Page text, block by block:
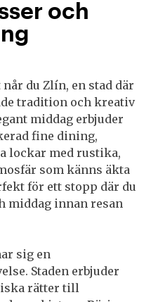
och
du Zlín, en stad där
tradition och kreativ
middag erbjuder
fine dining,
lockar med rustika,
som känns äkta
för ett stopp där du
middag innan resan
sig en
Staden erbjuder
rätter till